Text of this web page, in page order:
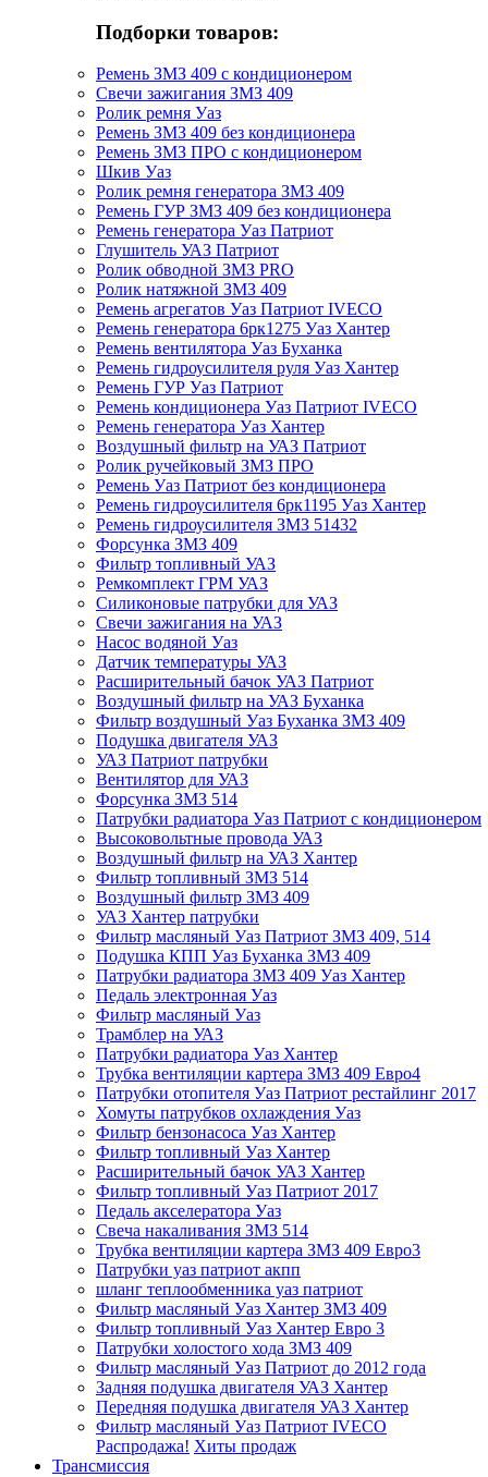
Подборки товаров:
Ремень ЗМЗ 409 с кондиционером
Свечи зажигания ЗМЗ 409
Ролик ремня Уаз
Ремень ЗМЗ 409 без кондиционера
Ремень ЗМЗ ПРО с кондиционером
Шкив Уаз
Ролик ремня генератора ЗМЗ 409
Ремень ГУР ЗМЗ 409 без кондиционера
Ремень генератора Уаз Патриот
Глушитель УАЗ Патриот
Ролик обводной ЗМЗ PRO
Ролик натяжной ЗМЗ 409
Ремень агрегатов Уаз Патриот IVECO
Ремень генератора 6рк1275 Уаз Хантер
Ремень вентилятора Уаз Буханка
Ремень гидроусилителя руля Уаз Хантер
Ремень ГУР Уаз Патриот
Ремень кондиционера Уаз Патриот IVECO
Ремень генератора Уаз Хантер
Воздушный фильтр на УАЗ Патриот
Ролик ручейковый ЗМЗ ПРО
Ремень Уаз Патриот без кондиционера
Ремень гидроусилителя 6рк1195 Уаз Хантер
Ремень гидроусилителя ЗМЗ 51432
Форсунка ЗМЗ 409
Фильтр топливный УАЗ
Ремкомплект ГРМ УАЗ
Силиконовые патрубки для УАЗ
Свечи зажигания на УАЗ
Насос водяной Уаз
Датчик температуры УАЗ
Расширительный бачок УАЗ Патриот
Воздушный фильтр на УАЗ Буханка
Фильтр воздушный Уаз Буханка ЗМЗ 409
Подушка двигателя УАЗ
УАЗ Патриот патрубки
Вентилятор для УАЗ
Форсунка ЗМЗ 514
Патрубки радиатора Уаз Патриот с кондиционером
Высоковольтные провода УАЗ
Воздушный фильтр на УАЗ Хантер
Фильтр топливный ЗМЗ 514
Воздушный фильтр ЗМЗ 409
УАЗ Хантер патрубки
Фильтр масляный Уаз Патриот ЗМЗ 409, 514
Подушка КПП Уаз Буханка ЗМЗ 409
Патрубки радиатора ЗМЗ 409 Уаз Хантер
Педаль электронная Уаз
Фильтр масляный Уаз
Трамблер на УАЗ
Патрубки радиатора Уаз Хантер
Трубка вентиляции картера ЗМЗ 409 Евро4
Патрубки отопителя Уаз Патриот рестайлинг 2017
Хомуты патрубков охлаждения Уаз
Фильтр бензонасоса Уаз Хантер
Фильтр топливный Уаз Хантер
Расширительный бачок УАЗ Хантер
Фильтр топливный Уаз Патриот 2017
Педаль акселератора Уаз
Свеча накаливания ЗМЗ 514
Трубка вентиляции картера ЗМЗ 409 Евро3
Патрубки уаз патриот акпп
шланг теплообменника уаз патриот
Фильтр масляный Уаз Хантер ЗМЗ 409
Фильтр топливный Уаз Хантер Евро 3
Патрубки холостого хода ЗМЗ 409
Фильтр масляный Уаз Патриот до 2012 года
Задняя подушка двигателя УАЗ Хантер
Передняя подушка двигателя УАЗ Хантер
Фильтр масляный Уаз Патриот IVECO
Распродажа! Хиты продаж
Трансмиссия